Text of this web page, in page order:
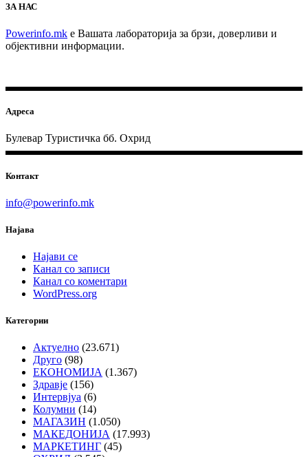
ЗА НАС
Powerinfo.mk e Вашата лабораторија за брзи, доверливи и
објективни информации.
Адреса
Булевар Туристичка бб. Охрид
Контакт
info@powerinfo.mk
Најава
Најави се
Канал со записи
Канал со коментари
WordPress.org
Категории
Актуелно (23.671)
Друго (98)
ЕКОНОМИЈА (1.367)
Здравје (156)
Интервјуа (6)
Колумни (14)
МАГАЗИН (1.050)
МАКЕДОНИЈА (17.993)
МАРКЕТИНГ (45)